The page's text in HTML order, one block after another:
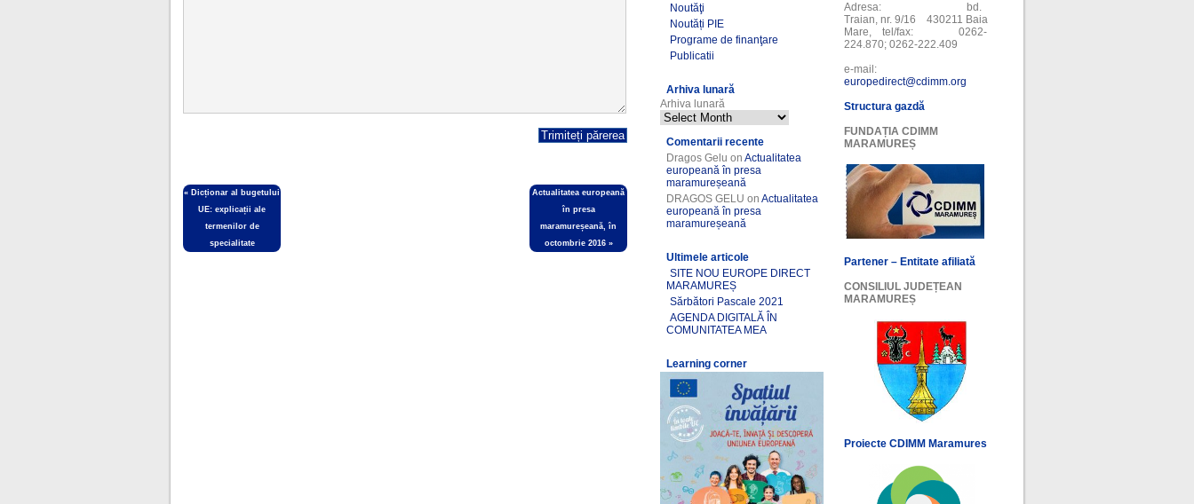
« Dicționar al bugetului
UE: explicații ale
termenilor de
specialitate
Actualitatea europeană
în presa
maramureșeană, în
octombrie 2016»
Noutăţi
Noutăți PIE
Programe de finanţare
Publicatii
Arhiva lunară
Arhiva lunară
Comentarii recente
Dragos Gelu onActualitatea
europeană în presa
maramureșeană
DRAGOS GELU onActualitatea
europeană în presa
maramureșeană
Ultimele articole
SITE NOU EUROPE DIRECT
MARAMUREȘ
Sărbători Pascale 2021
AGENDA DIGITALĂ ÎN
COMUNITATEA MEA
Learning corner
Adresa: bd.
Traian, nr. 9/16 430211 Baia
Mare, tel/fax: 0262-
224.870; 0262-222.409
e-mail:
europedirect@cdimm.org
Structura gazdă
FUNDAȚIA CDIMM
MARAMUREȘ
Partener – Entitate afiliată
CONSILIUL JUDEȚEAN
MARAMUREȘ
Proiecte CDIMM Maramures